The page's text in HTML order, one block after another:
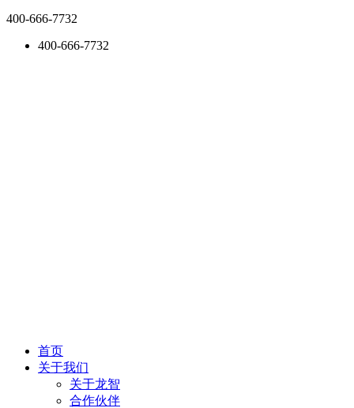
400-666-7732
400-666-7732
首页
关于我们
关于龙智
合作伙伴